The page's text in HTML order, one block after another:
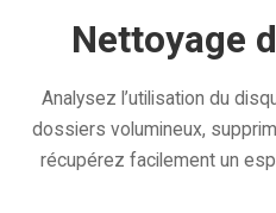
Nettoyage
Analysez l’utilisation du
dossiers volumineux,
récupérez facilement un